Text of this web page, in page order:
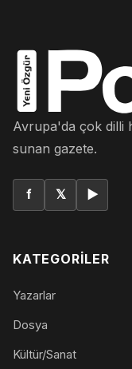
Avrupa'da çok dilli
sunan gazete.
f 𝕏 ▶
KATEGORILER
Yazarlar
Dosya
Kültür/Sanat